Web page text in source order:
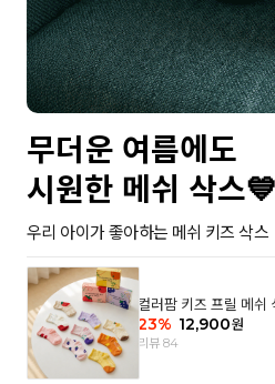
무더운 여름에도
시원한 메쉬 삭스💙
우리 아이가 좋아하는 메쉬 키즈 삭스
컬러팜 키즈 프릴 메쉬
23% 12,900원
리뷰 84